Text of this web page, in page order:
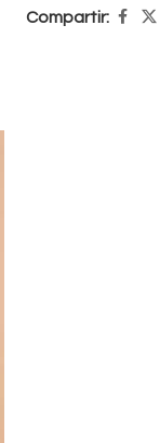
Compartir: